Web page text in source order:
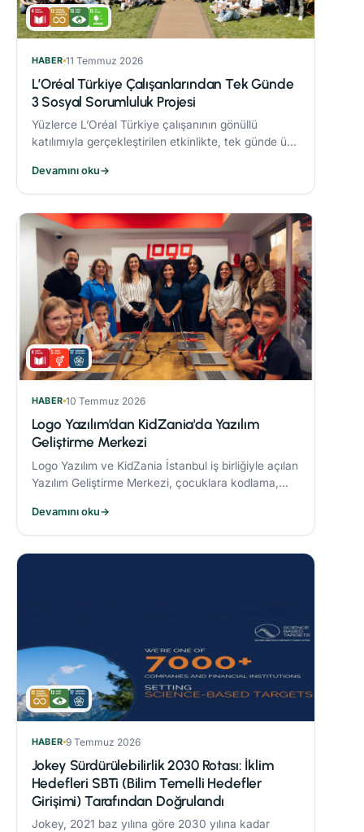
HABER 11 Temmuz 2026
L’Oréal Türkiye Çalışanlarından Tek Günde
3 Sosyal Sorumluluk Projesi
Yüzlerce L’Oréal Türkiye çalışanının gönüllü
katılımıyla gerçekleştirilen etkinlikte, tek günde üç
Devamını oku→
HABER 10 Temmuz 2026
Logo Yazılım’dan KidZania'da Yazılım
Geliştirme Merkezi
Logo Yazılım ve KidZania İstanbul iş birliğiyle açılan
Yazılım Geliştirme Merkezi, çocuklara kodlama,
kazandırmayı hedefliyor.
Devamını oku→
HABER 9 Temmuz 2026
Jokey Sürdürülebilirlik 2030 Rotası: İklim
Hedefleri SBTi (Bilim Temelli Hedefler
Girişimi) Tarafından Doğrulandı
Jokey, 2021 baz yılına göre 2030 yılına kadar